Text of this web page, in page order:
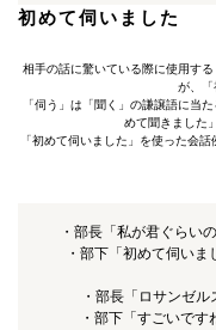
初めて伺いました
相手の話に驚いている際に使用す
が、「
「伺う」は「聞く」の謙譲語に当
めて聞きました
「初めて伺いました」を使った会
・部長「私が君ぐらい
・部下「初めて伺い
・部長「ロサンゼ
・部下「すごいです